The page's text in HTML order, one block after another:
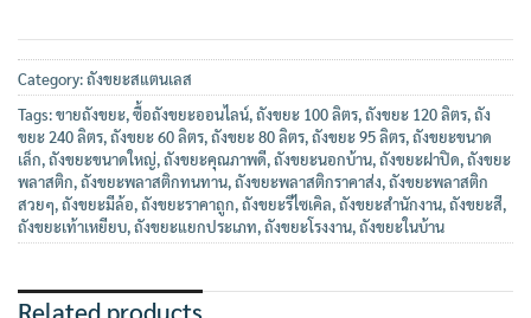
Category:ถังขยะสแตนเลส
Tags:ขายถังขยะ,ซื้อถังขยะออนไลน์,ถังขยะ 100 ลิตร,ถังขยะ 120 ลิตร,ถัง
ขยะ 240 ลิตร,ถังขยะ 60 ลิตร,ถังขยะ 80 ลิตร,ถังขยะ 95 ลิตร,ถังขยะขนาด
เล็ก,ถังขยะขนาดใหญ่,ถังขยะคุณภาพดี,ถังขยะนอกบ้าน,ถังขยะฝาปิด,ถังขยะ
พลาสติก,ถังขยะพลาสติกทนทาน,ถังขยะพลาสติกราคาส่ง,ถังขยะพลาสติก
สวยๆ,ถังขยะมีล้อ,ถังขยะราคาถูก,ถังขยะรีไซเคิล,ถังขยะสำนักงาน,ถังขยะสี,
ถังขยะเท้าเหยียบ,ถังขยะแยกประเภท,ถังขยะโรงงาน,ถังขยะในบ้าน
Related products